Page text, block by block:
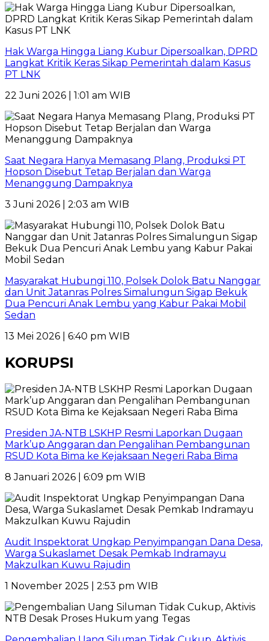
Hak Warga Hingga Liang Kubur Dipersoalkan, DPRD
Langkat Kritik Keras Sikap Pemerintah dalam Kasus
PT LNK
22 Juni 2026 | 1:01 am WIB
Saat Negara Hanya Memasang Plang, Produksi PT
Hopson Disebut Tetap Berjalan dan Warga
Menanggung Dampaknya
3 Juni 2026 | 2:03 am WIB
Masyarakat Hubungi 110, Polsek Dolok Batu Nanggar
dan Unit Jatanras Polres Simalungun Sigap Bekuk
Dua Pencuri Anak Lembu yang Kabur Pakai Mobil
Sedan
13 Mei 2026 | 6:40 pm WIB
KORUPSI
Presiden JA-NTB LSKHP Resmi Laporkan Dugaan
Mark’up Anggaran dan Pengalihan Pembangunan
RSUD Kota Bima ke Kejaksaan Negeri Raba Bima
8 Januari 2026 | 6:09 pm WIB
Audit Inspektorat Ungkap Penyimpangan Dana Desa,
Warga Sukaslamet Desak Pemkab Indramayu
Makzulkan Kuwu Rajudin
1 November 2025 | 2:53 pm WIB